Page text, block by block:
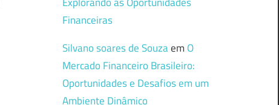
Financeiras
Silvano soares de Souzaem O
Mercado Financeiro Brasileiro:
Oportunidades e Desafios em um
Ambiente Dinâmico